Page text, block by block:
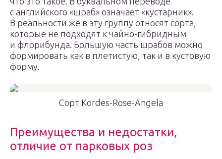
с английского «шраб» означает «кустарник».
В реальности же в эту группу относят сорта,
которые не подходят к чайно-гибридным
и флорибунда. Большую часть шрабов можно
формировать как в плетистую, так и в кустовую
форму.
Сорт Kordes-Rose-Angela
Преимущества и недостатки,
отличие от парковых роз